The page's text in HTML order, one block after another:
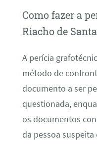
Como fazer a
Riacho de
A perícia
método de
documento a ser
questionada,
os documentos
da pessoa suspeita